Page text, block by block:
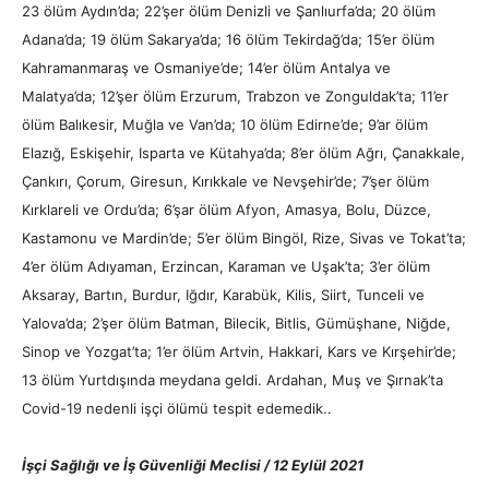
23 ölüm Aydın’da; 22’şer ölüm Denizli ve Şanlıurfa’da; 20 ölüm
Adana’da; 19 ölüm Sakarya’da; 16 ölüm Tekirdağ’da; 15’er ölüm
Kahramanmaraş ve Osmaniye’de; 14’er ölüm Antalya ve
Malatya’da; 12’şer ölüm Erzurum, Trabzon ve Zonguldak’ta; 11’er
ölüm Balıkesir, Muğla ve Van’da; 10 ölüm Edirne’de; 9’ar ölüm
Elazığ, Eskişehir, Isparta ve Kütahya’da; 8’er ölüm Ağrı, Çanakkale,
Çankırı, Çorum, Giresun, Kırıkkale ve Nevşehir’de; 7’şer ölüm
Kırklareli ve Ordu’da; 6’şar ölüm Afyon, Amasya, Bolu, Düzce,
Kastamonu ve Mardin’de; 5’er ölüm Bingöl, Rize, Sivas ve Tokat’ta;
4’er ölüm Adıyaman, Erzincan, Karaman ve Uşak’ta; 3’er ölüm
Aksaray, Bartın, Burdur, Iğdır, Karabük, Kilis, Siirt, Tunceli ve
Yalova’da; 2’şer ölüm Batman, Bilecik, Bitlis, Gümüşhane, Niğde,
Sinop ve Yozgat’ta; 1’er ölüm Artvin, Hakkari, Kars ve Kırşehir’de;
13 ölüm Yurtdışında meydana geldi. Ardahan, Muş ve Şırnak’ta
Covid-19 nedenli işçi ölümü tespit edemedik..
İşçi Sağlığı ve İş Güvenliği Meclisi /12 Eylül 2021